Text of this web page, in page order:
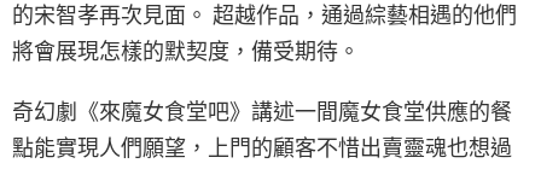
的宋智孝再次見面。 超越作品，通過綜藝相遇的他們
將會展現怎樣的默契度，備受期待。
奇幻劇《來魔女食堂吧》講述一間魔女食堂供應的餐
點能實現人們願望，上門的顧客不惜出賣靈魂也想過